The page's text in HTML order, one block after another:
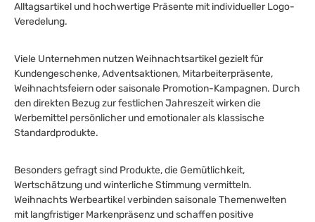
Alltagsartikel und hochwertige Präsente mit individueller Logo-
Veredelung.
Viele Unternehmen nutzen Weihnachtsartikel gezielt für
Kundengeschenke, Adventsaktionen, Mitarbeiterpräsente,
Weihnachtsfeiern oder saisonale Promotion-Kampagnen. Durch
den direkten Bezug zur festlichen Jahreszeit wirken die
Werbemittel persönlicher und emotionaler als klassische
Standardprodukte.
Besonders gefragt sind Produkte, die Gemütlichkeit,
Wertschätzung und winterliche Stimmung vermitteln.
Weihnachts Werbeartikel verbinden saisonale Themenwelten
mit langfristiger Markenpräsenz und schaffen positive